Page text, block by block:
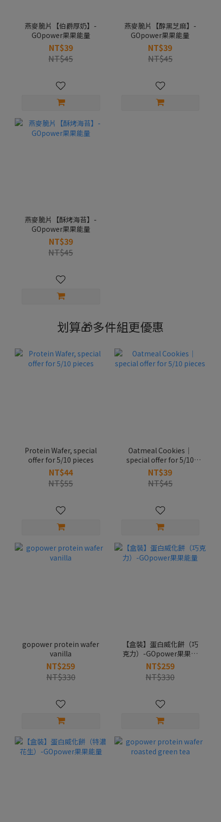
燕麥脆片【伯爵厚奶】-
GOpower果果能量
NT$39
NT$45
燕麥脆片【醇黑芝麻】-
GOpower果果能量
NT$39
NT$45
燕麥脆片【酥烤海苔】-
GOpower果果能量
NT$39
NT$45
划算🎁多件組更優惠
Protein Wafer, special
offer for 5/10 pieces
NT$44
NT$55
Oatmeal Cookies｜
special offer for 5/10
pieces
NT$39
NT$45
gopower protein wafer
vanilla
NT$259
NT$330
【盒裝】蛋白威化餅（巧
克力）-GOpower果果能
量
NT$259
NT$330